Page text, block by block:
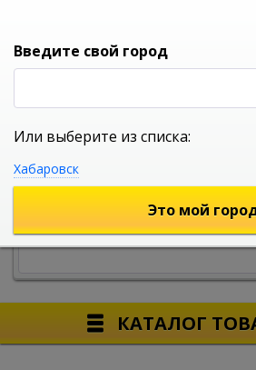
УНИВЕРСАЛЬНЫЙ ИНТЕРНЕТ
КАТАЛОГ
Введите свой город
Или выберите из списка:
Хабаровск
Это мой